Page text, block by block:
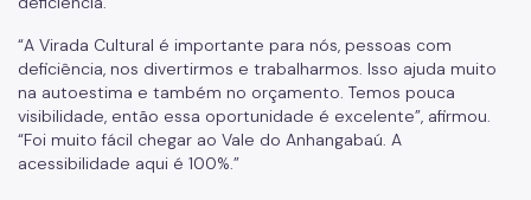
“A Virada Cultural é importante para nós, pessoas com
deficiência, nos divertirmos e trabalharmos. Isso ajuda muito
na autoestima e também no orçamento. Temos pouca
visibilidade, então essa oportunidade é excelente”, afirmou.
“Foi muito fácil chegar ao Vale do Anhangabaú. A
acessibilidade aqui é 100%.”